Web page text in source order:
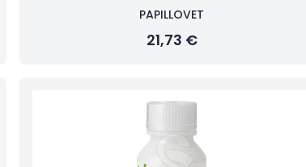
PAPILLOVET
21,73 €